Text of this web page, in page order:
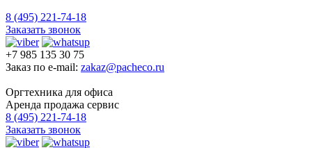
8 (495) 221-74-18
Заказать звонок
+7 985 135 30 75
Заказ по e-mail: zakaz@pacheco.ru
Оргтехника для офиса
Аренда продажа сервис
8 (495) 221-74-18
Заказать звонок